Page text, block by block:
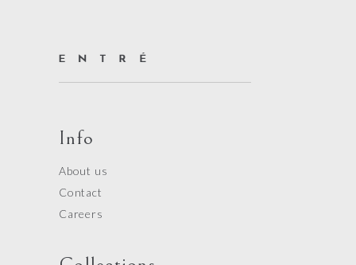
Info
About us
Contact
Careers